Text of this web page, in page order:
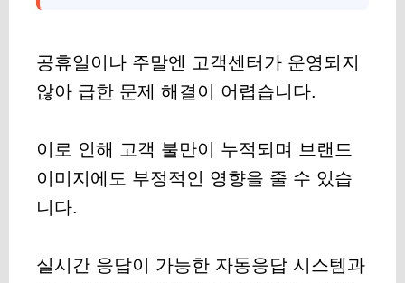
공휴일이나 주말엔 고객센터가 운영되지
않아 급한 문제 해결이 어렵습니다.
이로 인해 고객 불만이 누적되며 브랜드
이미지에도 부정적인 영향을 줄 수 있습
니다.
실시간 응답이 가능한 자동응답 시스템과